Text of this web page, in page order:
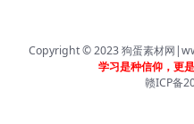
Copyright © 2023狗蛋素材网
学习是种信仰，更
赣ICP备